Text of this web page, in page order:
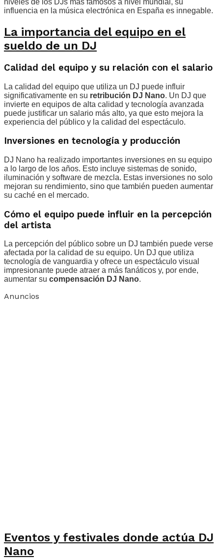
niveles de los DJs más famosos a nivel mundial, su
influencia en la música electrónica en España es innegable.
La importancia del equipo en el
sueldo de un DJ
Calidad del equipo y su relación con el salario
La calidad del equipo que utiliza un DJ puede influir
significativamente en su retribución DJ Nano. Un DJ que
invierte en equipos de alta calidad y tecnología avanzada
puede justificar un salario más alto, ya que esto mejora la
experiencia del público y la calidad del espectáculo.
Inversiones en tecnología y producción
DJ Nano ha realizado importantes inversiones en su equipo
a lo largo de los años. Esto incluye sistemas de sonido,
iluminación y software de mezcla. Estas inversiones no solo
mejoran su rendimiento, sino que también pueden aumentar
su caché en el mercado.
Cómo el equipo puede influir en la percepción
del artista
La percepción del público sobre un DJ también puede verse
afectada por la calidad de su equipo. Un DJ que utiliza
tecnología de vanguardia y ofrece un espectáculo visual
impresionante puede atraer a más fanáticos y, por ende,
aumentar su compensación DJ Nano.
Anuncios
Eventos y festivales donde actúa DJ
Nano